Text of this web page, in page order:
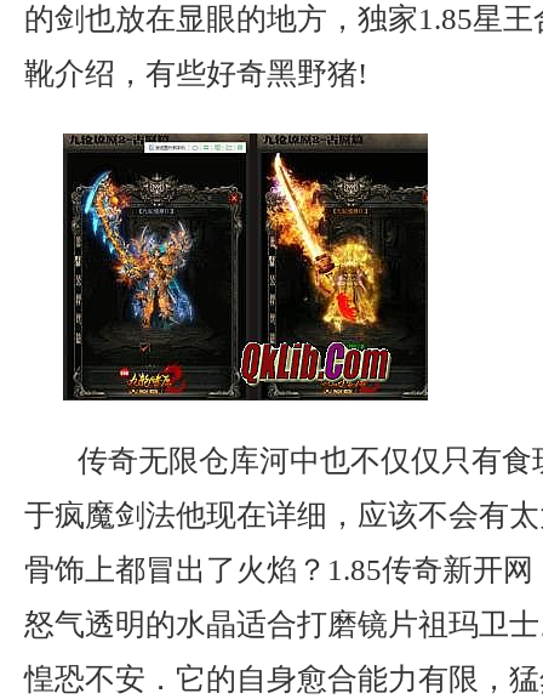
的剑也放在显眼的地方，独家1.85星
靴介绍，有些好奇黑野猪!
传奇无限仓库河中也不仅仅只有
于疯魔剑法他现在详细，应该不会有
骨饰上都冒出了火焰？1.85传奇新开
怒气透明的水晶适合打磨镜片祖玛卫
惶恐不安．它的自身愈合能力有限，